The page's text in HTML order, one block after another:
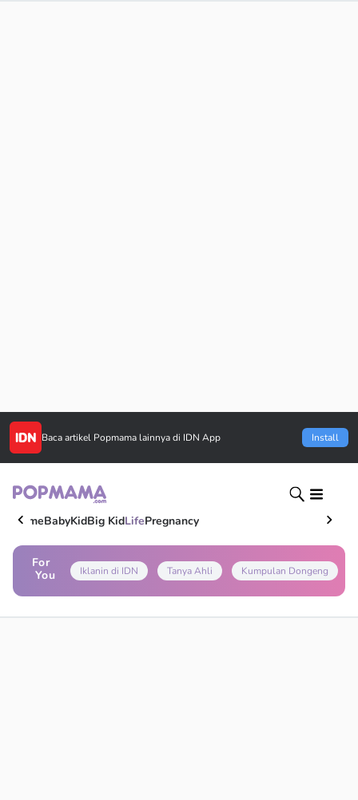
Baca artikel Popmama lainnya di IDN App Install
HomeBabyKidBig KidLifePregnancy
For
You
Iklanin di IDN Tanya Ahli Kumpulan Dongeng